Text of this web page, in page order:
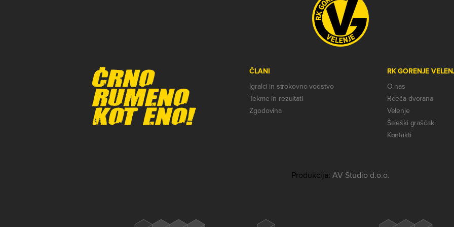
ČLANI
Igralci in strokovno vodstvo
Tekme in rezultati
Zgodovina
RK GORENJE
O nas
Rdeča dvorana
Velenje
Šaleški graščaki
Kontakti
Produkcija: AV Studio d.o.o.